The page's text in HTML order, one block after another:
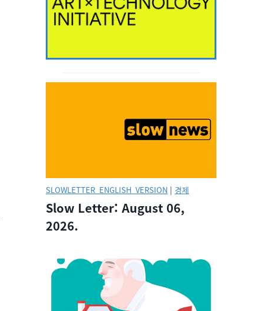
SLOWLETTER_ENGLISH_VERSION | 경제
Slow Letter: August 06,
2026.